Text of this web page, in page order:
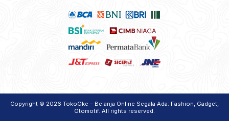
Copyright © 2026 TokoOke – Belanja Online Segala Ada: Fashion, Gadget,
Otomotif. All rights reserved.